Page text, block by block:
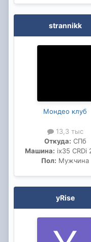
strannikk
Мондео клуб
13,3 тыс
Откуда: СПб
Машина: ix35 CRDi
Пол: Мужчина
yRise